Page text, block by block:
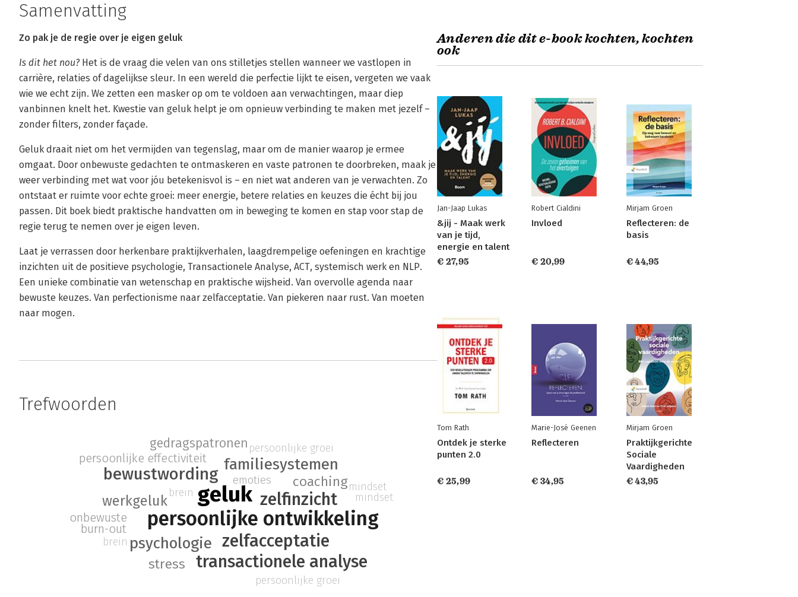
Samenvatting
Zo pak je de regie over je eigen geluk
Is dit het nou? Het is de vraag die velen van ons stilletjes stellen wanneer we vastlopen in
carrière, relaties of dagelijkse sleur. In een wereld die perfectie lijkt te eisen, vergeten we vaak
wie we echt zijn. We zetten een masker op om te voldoen aan verwachtingen, maar diep
vanbinnen knelt het. Kwestie van geluk helpt je om opnieuw verbinding te maken met jezelf –
zonder filters, zonder façade.
Geluk draait niet om het vermijden van tegenslag, maar om de manier waarop je ermee
omgaat. Door onbewuste gedachten te ontmaskeren en vaste patronen te doorbreken, maak je
weer verbinding met wat voor jóu betekenisvol is – en niet wat anderen van je verwachten. Zo
ontstaat er ruimte voor echte groei: meer energie, betere relaties en keuzes die écht bij jou
passen. Dit boek biedt praktische handvatten om in beweging te komen en stap voor stap de
regie terug te nemen over je eigen leven.
Laat je verrassen door herkenbare praktijkverhalen, laagdrempelige oefeningen en krachtige
inzichten uit de positieve psychologie, Transactionele Analyse, ACT, systemisch werk en NLP.
Een unieke combinatie van wetenschap en praktische wijsheid. Van overvolle agenda naar
bewuste keuzes. Van perfectionisme naar zelfacceptatie. Van piekeren naar rust. Van moeten
naar mogen.
Trefwoorden
geluk
persoonlijke ontwikkeling
zelfacceptatie
bewustwording
transactionele analyse
zelfinzicht
psychologie
familiesystemen
werkgeluk
coaching
stress
persoonlijke effectiviteit
burn-out
onbewuste
gedragspatronen
emoties
persoonlijke groei
mindset
brein
persoonlijke groei
mindset
brein
Anderen die dit e-book kochten, kochten
ook
Jan-Jaap Lukas
&jij - Maak werk
van je tijd,
energie en talent
€ 27,95
Robert Cialdini
Invloed
€ 20,99
Mirjam Groen
Reflecteren: de
basis
€ 44,95
Tom Rath
Ontdek je sterke
punten 2.0
€ 25,99
Marie-José Geenen
Reflecteren
€ 34,95
Mirjam Groen
Praktijkgerichte
Sociale
Vaardigheden
€ 43,95